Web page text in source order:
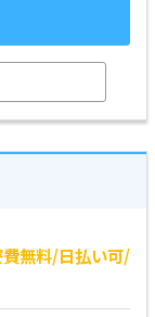
無料/日払い可/